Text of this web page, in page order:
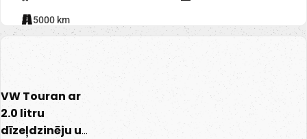
315000 km
VW Touran ar
2.0 litru
dīzeļdzinēju un